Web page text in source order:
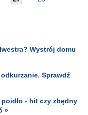
Wystrój domu
Sprawdź
- hit czy zbędny
»